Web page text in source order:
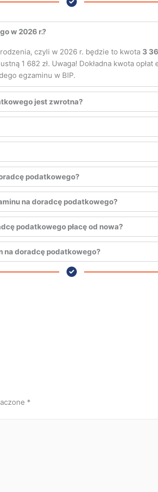
w 2026 r.?
czyli w 2026 r. będzie to kwota 3
1 682 zł. Uwaga! Dokładna kwota
egzaminu w BIP.
jest zwrotna?
podatkowego?
na doradcę podatkowego?
podatkowego płacę od nowa?
na doradcę podatkowego?
*